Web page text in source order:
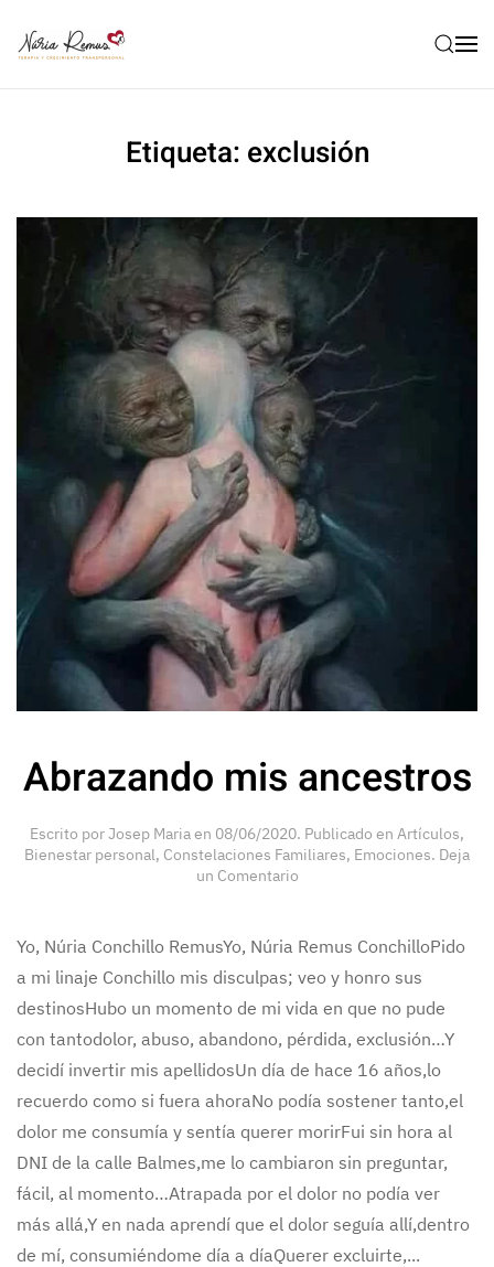
Etiqueta: exclusión
Abrazando mis ancestros
Escrito porJosep Mariaen 08/06/2020. Publicado en Artículos,
Bienestar personal, Constelaciones Familiares, Emociones. Deja
un Comentario
Yo, Núria Conchillo RemusYo, Núria Remus ConchilloPido
a mi linaje Conchillo mis disculpas; veo y honro sus
destinosHubo un momento de mi vida en que no pude
con tantodolor, abuso, abandono, pérdida, exclusión…Y
decidí invertir mis apellidosUn día de hace 16 años,lo
recuerdo como si fuera ahoraNo podía sostener tanto,el
dolor me consumía y sentía querer morirFui sin hora al
DNI de la calle Balmes,me lo cambiaron sin preguntar,
fácil, al momento…Atrapada por el dolor no podía ver
más allá,Y en nada aprendí que el dolor seguía allí,dentro
de mí, consumiéndome día a díaQuerer excluirte,...